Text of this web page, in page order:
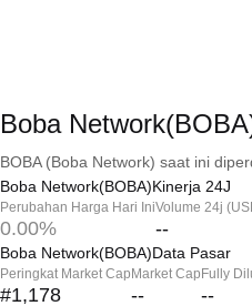
Boba
BOBA (Boba Network) saat ini
Boba Network(BOBA)Kinerja 24J
Perubahan Harga Hari Ini
0.00%
Volume 24j
--
Boba Network(BOBA)Data Pasar
Peringkat Market Cap
#1,178
Market Cap
--
Fully
--